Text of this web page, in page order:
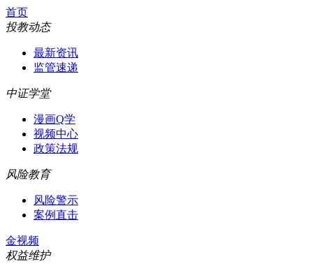
首页
投教动态
最新资讯
监管速递
中证学堂
漫画Q学
视频中心
政策法规
风险教育
风险警示
案例直击
金视频
权益维护